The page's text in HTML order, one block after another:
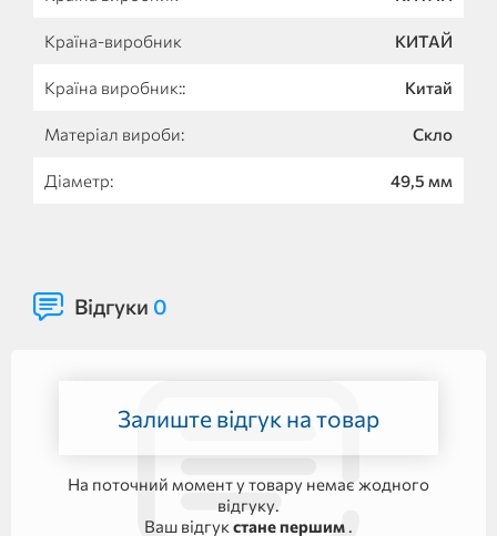
Країна-виробник КИТАЙ
Країна виробник:: Китай
Матеріал вироби: Скло
Діаметр: 49,5 мм
Відгуки 0
Залиште відгук на товар
На поточний момент у товару немає жодного
відгуку.
Ваш відгук стане першим .